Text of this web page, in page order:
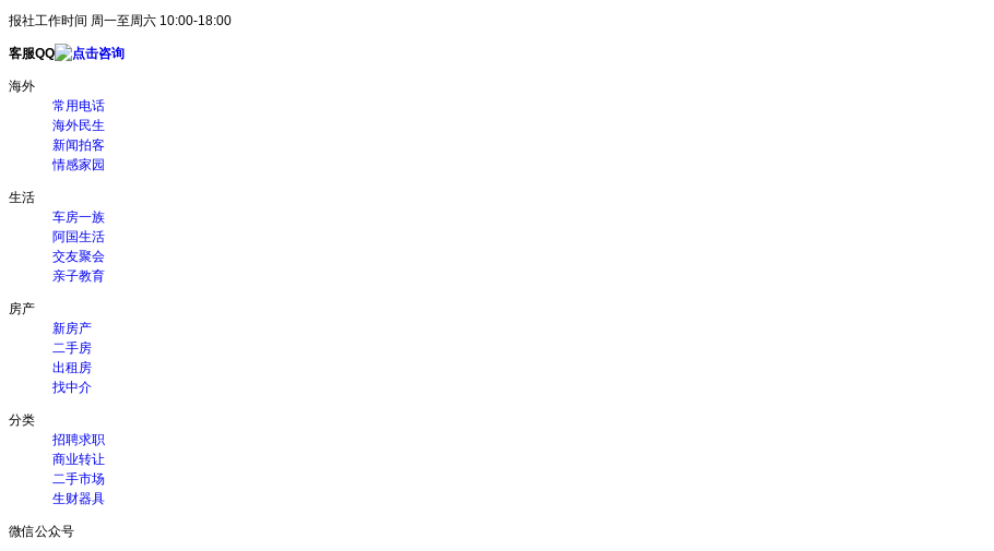
报社工作时间 周一至周六 10:00-18:00
客服QQ
海外
常用电话
海外民生
新闻拍客
情感家园
生活
车房一族
阿国生活
交友聚会
亲子教育
房产
新房产
二手房
出租房
找中介
分类
招聘求职
商业转让
二手市场
生财器具
微信公众号